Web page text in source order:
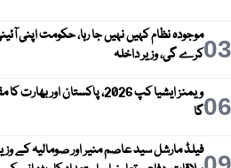
03موجودہ نظام کہیں نہیں جا رہا، حکومت اپنی
کرے گی، وزیر داخلہ
06
ویمنز ایشیا کپ 2026، پاکستان اور
گا
فیلڈ مارشل سید عاصم منیر اور صومالیہ کے